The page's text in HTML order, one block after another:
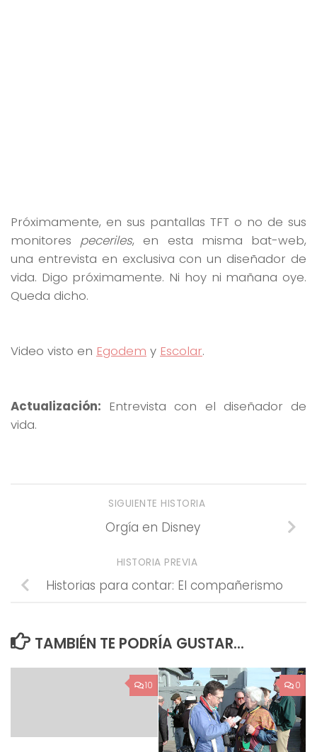
Próximamente, en sus pantallas TFT o no de sus
monitores peceriles, en esta misma bat-web,
una entrevista en exclusiva con un diseñador de
vida. Digo próximamente. Ni hoy ni mañana oye.
Queda dicho.
Video visto en Egodem y Escolar.
Actualización: Entrevista con el diseñador de
vida.
SIGUIENTE HISTORIA
Orgía en Disney
HISTORIA PREVIA
Historias para contar: El compañerismo
TAMBIÉN TE PODRÍA GUSTAR...
10 0